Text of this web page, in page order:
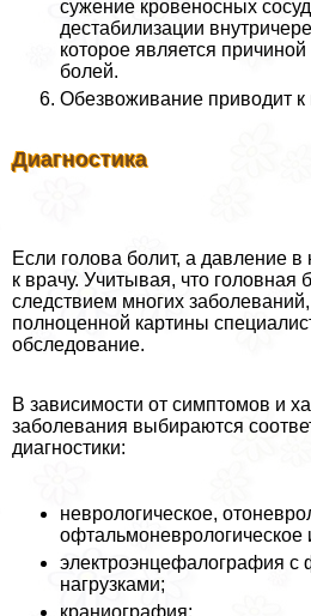
сужение кровеносных
дестабилизации
которое является
болей.
Обезвоживание приводит
Диагностика
Если голова болит, а давление в
к врачу. Учитывая, что головная
следствием многих
полноценной картины
обследование.
В зависимости от симптомов и
заболевания выбираются
диагностики:
неврологическое,
офтальмоневрологическое
электроэнцефалография с
нагрузками;
краниография;